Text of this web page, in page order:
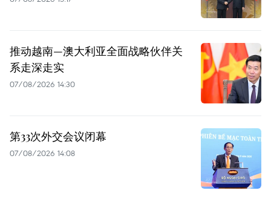
推动越南—澳大利亚全面战略伙伴关
系走深走实
07/08/2026 14:30
第33次外交会议闭幕
07/08/2026 14:08